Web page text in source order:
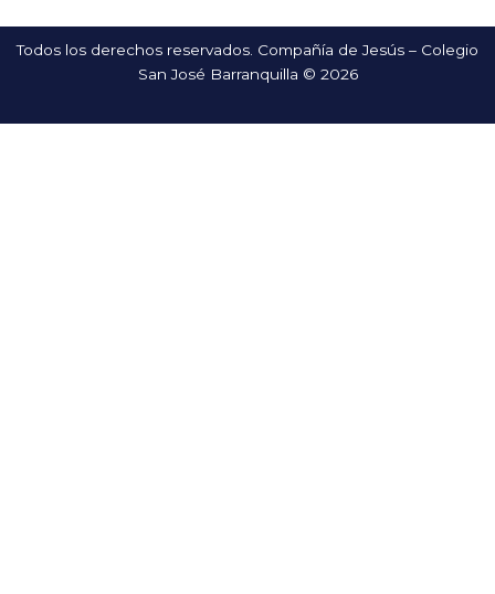
Todos los derechos reservados. Compañía de Jesús – Colegio
San José Barranquilla © 2026